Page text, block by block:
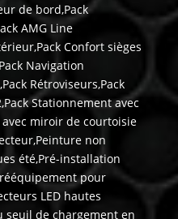
de bord,Pack
AMG Line
Confort sièges
Navigation
Rétroviseurs,Pack
Stationnement avec
miroir de courtoisie
non
été,Pré-installation
pour
LED hautes
seuil de chargement en